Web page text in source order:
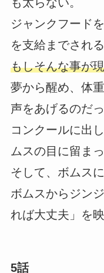
ジャンクフード
を支給までされ
もしそんな事が
夢から醒め、体
声をあげるのだっ
コンクールに出
ムスの目に留まっ
そして、ボムス
ボムスからジン
れば大丈夫」を
5話